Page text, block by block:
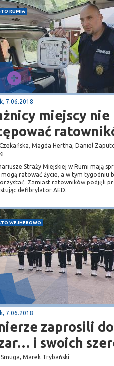
RUMIA
7.06.2018
miejscy nie
Magda Hertha, Daniel
Straży Miejskiej w Rumi mają
ratować życie, a w tym tygodniu
Zamiast ratowników podjęli
defibrylator AED.
WEJHEROWO
7.06.2018
zaprosili do
i swoich
Marek Trybański
Sopot
plaża